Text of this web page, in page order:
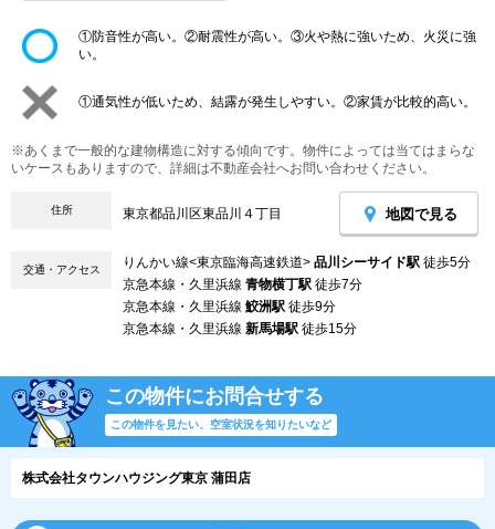
①防音性が高い。②耐震性が高い。③火や熱に強いため、火災に強
い。
①通気性が低いため、結露が発生しやすい。②家賃が比較的高い。
※あくまで一般的な建物構造に対する傾向です。物件によっては当てはまらな
いケースもありますので、詳細は不動産会社へお問い合わせください。
住所 東京都品川区東品川４丁目 地図で見る
交通・アクセス りんかい線<東京臨海高速鉄道> 品川シーサイド駅 徒歩5分
京急本線・久里浜線 青物横丁駅 徒歩7分
京急本線・久里浜線 鮫洲駅 徒歩9分
京急本線・久里浜線 新馬場駅 徒歩15分
この物件にお問合せする
この物件を見たい、空室状況を知りたいなど
株式会社タウンハウジング東京 蒲田店